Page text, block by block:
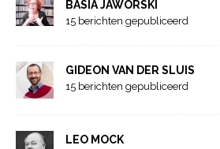
BASIA JAWORSKI
15 berichten gepubliceerd
GIDEON VAN DER SLUIS
15 berichten gepubliceerd
LEO MOCK